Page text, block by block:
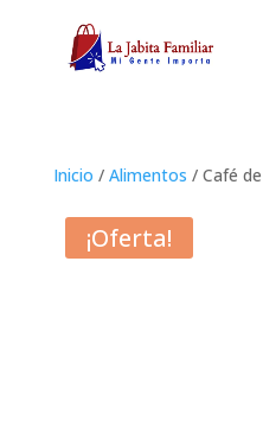
Inicio / Alimentos / Café
¡Oferta!